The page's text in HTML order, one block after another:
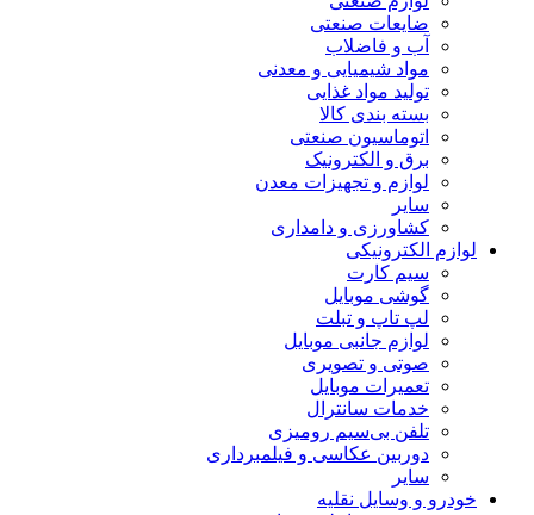
ضایعات صنعتی
آب و فاضلاب
مواد شیمیایی و معدنی
تولید مواد غذایی
بسته بندی کالا
اتوماسیون صنعتی
برق و الکترونیک
لوازم و تجهیزات معدن
سایر
کشاورزی و دامداری
لوازم الکترونیکی
سیم کارت
گوشی موبایل
لپ تاپ و تبلت
لوازم جانبی موبایل
صوتی و تصویری
تعمیرات موبایل
خدمات سانترال
تلفن بی‌سیم رومیزی
دوربین عکاسی و فیلمبرداری
سایر
خودرو و وسایل نقلیه